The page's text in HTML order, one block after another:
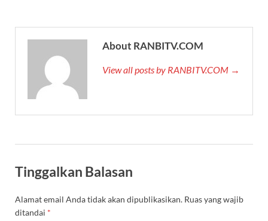
About RANBITV.COM
View all posts by RANBITV.COM →
Tinggalkan Balasan
Alamat email Anda tidak akan dipublikasikan. Ruas yang wajib
ditandai *